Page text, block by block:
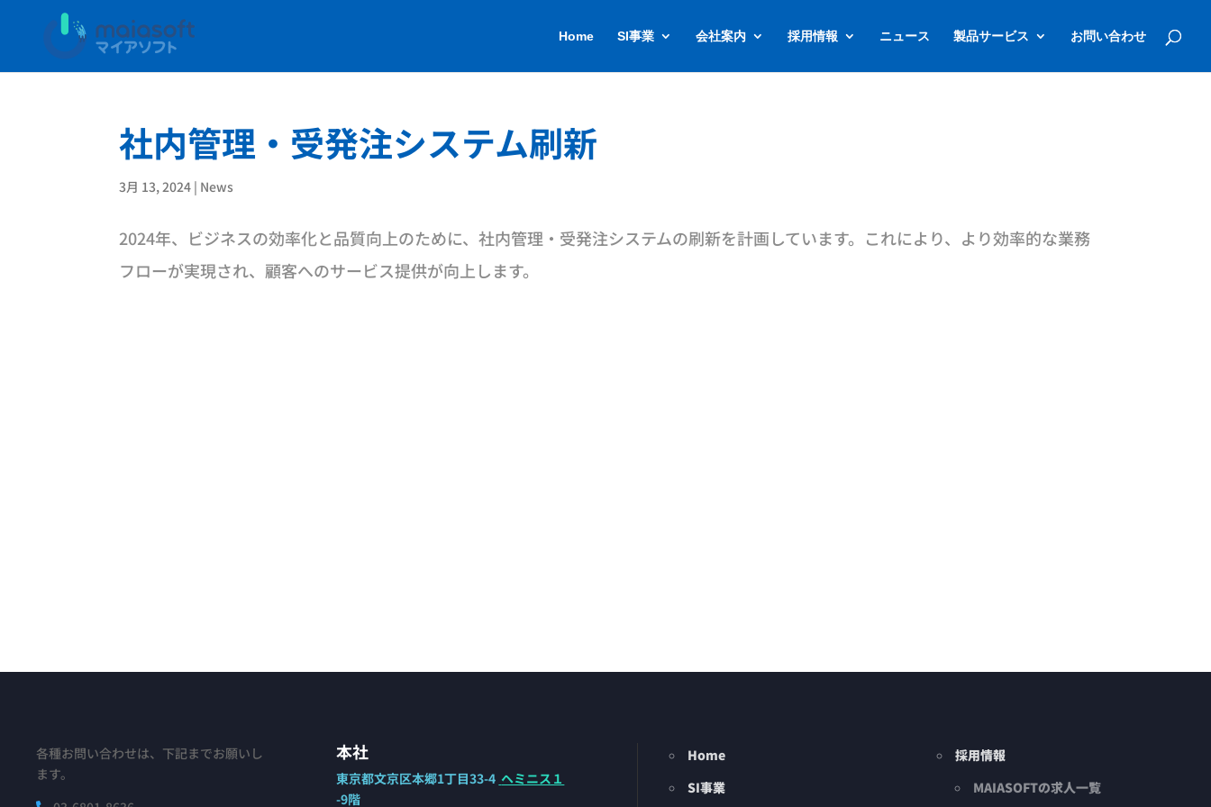
Home SI事業 会社案内 採用情報 ニュース 製品サービス お問い合わせ
社内管理・受発注システム刷新
3月 13, 2024 | News
2024年、ビジネスの効率化と品質向上のために、社内管理・受発注システムの刷新を計画しています。これにより、より効率的な業務
フローが実現され、顧客へのサービス提供が向上します。
各種お問い合わせは、下記までお願いし
ます。
本社
東京都文京区本郷1丁目33-4 ヘミニス１
-9階
Home
SI事業
採用情報
MAIASOFTの求人一覧